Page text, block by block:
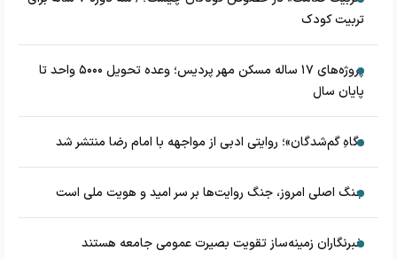
تربیت کودک
پروژه‌های ۱۷ ساله مسکن مهر پردیس؛ وعده تحویل ۵۰۰۰ واحد تا
پایان سال
«گاهِ گم‌شدگان»؛ روایتی ادبی از مواجهه با امام رضا منتشر شد
جنگ اصلی امروز، جنگ روایت‌ها بر سر امید و هویت ملی است
خبرنگاران زمینه‌ساز تقویت بصیرت عمومی جامعه هستند